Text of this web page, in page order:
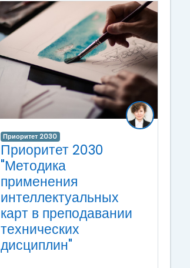
Приоритет 2030
Приоритет 2030
"Методика
применения
интеллектуальных
карт в преподавании
технических
дисциплин"